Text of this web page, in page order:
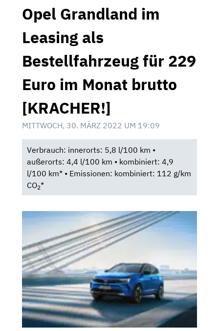
Opel Grandland im
Leasing als
Bestellfahrzeug für 229
Euro im Monat brutto
[KRACHER!]
MITTWOCH, 30. MÄRZ 2022 UM 19:09
Verbrauch: innerorts: 5,8 l/100 km •
außerorts: 4,4 l/100 km • kombiniert: 4,9
l/100 km* • Emissionen: kombiniert: 112 g/km
CO2*